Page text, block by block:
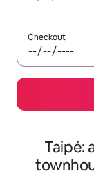
Checkout
Taipé: